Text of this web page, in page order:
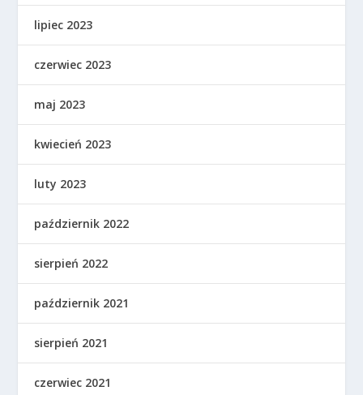
lipiec 2023
czerwiec 2023
maj 2023
kwiecień 2023
luty 2023
październik 2022
sierpień 2022
październik 2021
sierpień 2021
czerwiec 2021